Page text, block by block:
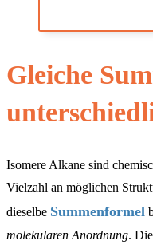
Gleiche
Isomere Alkane sind
Vielzahl an möglichen
dieselbe Summenformel
molekularen Anordnung.